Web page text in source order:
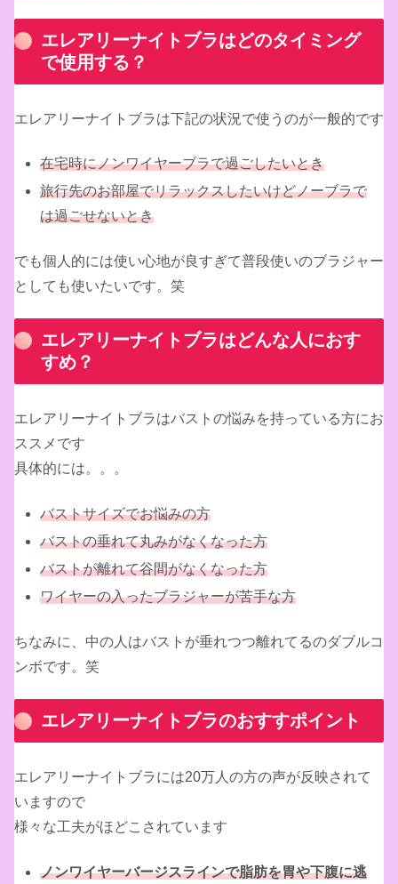
エレアリーナイトブラはどのタイミング
で使用する？
エレアリーナイトブラは下記の状況で使うのが一般的です
在宅時にノンワイヤーブラで過ごしたいとき
旅行先のお部屋でリラックスしたいけどノーブラで
は過ごせないとき
でも個人的には使い心地が良すぎて普段使いのブラジャー
としても使いたいです。笑
エレアリーナイトブラはどんな人におす
すめ？
エレアリーナイトブラはバストの悩みを持っている方にお
ススメです
具体的には。。。
バストサイズでお悩みの方
バストの垂れて丸みがなくなった方
バストが離れて谷間がなくなった方
ワイヤーの入ったブラジャーが苦手な方
ちなみに、中の人はバストが垂れつつ離れてるのダブルコ
ンボです。笑
エレアリーナイトブラのおすすポイント
エレアリーナイトブラには20万人の方の声が反映されて
いますので
様々な工夫がほどこされています
ノンワイヤーバージスラインで脂肪を胃や下腹に逃